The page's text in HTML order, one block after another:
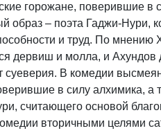
горожане, поверившие в
образ – поэта Гаджи-Нури,
и труд. По
дервиш и молла, и Ахундов
суеверия. В комедии
в силу алхимика,
считающего основой
вторичными целями